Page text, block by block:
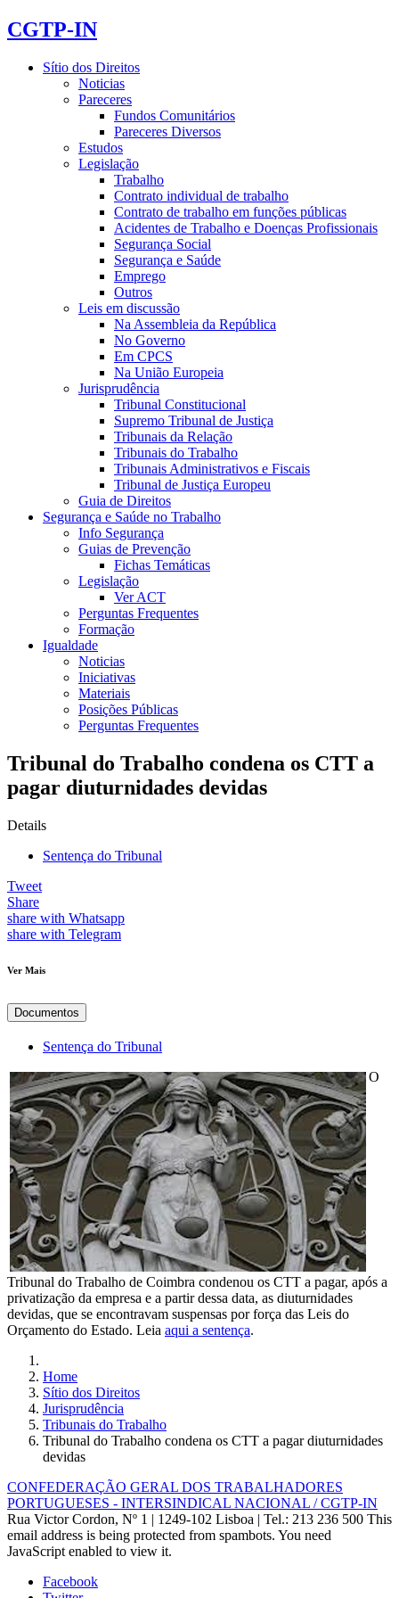
CGTP-IN
Sítio dos Direitos
Noticias
Pareceres
Fundos Comunitários
Pareceres Diversos
Estudos
Legislação
Trabalho
Contrato individual de trabalho
Contrato de trabalho em funções públicas
Acidentes de Trabalho e Doenças Profissionais
Segurança Social
Segurança e Saúde
Emprego
Outros
Leis em discussão
Na Assembleia da República
No Governo
Em CPCS
Na União Europeia
Jurisprudência
Tribunal Constitucional
Supremo Tribunal de Justiça
Tribunais da Relação
Tribunais do Trabalho
Tribunais Administrativos e Fiscais
Tribunal de Justiça Europeu
Guia de Direitos
Segurança e Saúde no Trabalho
Info Segurança
Guias de Prevenção
Fichas Temáticas
Legislação
Ver ACT
Perguntas Frequentes
Formação
Igualdade
Noticias
Iniciativas
Materiais
Posições Públicas
Perguntas Frequentes
Tribunal do Trabalho condena os CTT a
pagar diuturnidades devidas
Details
Sentença do Tribunal
Tweet
Share
share with Whatsapp
share with Telegram
Ver Mais
Documentos
Sentença do Tribunal
O
Tribunal do Trabalho de Coimbra condenou os CTT a pagar, após a
privatização da empresa e a partir dessa data, as diuturnidades
devidas, que se encontravam suspensas por força das Leis do
Orçamento do Estado. Leia aqui a sentença.
Home
Sítio dos Direitos
Jurisprudência
Tribunais do Trabalho
Tribunal do Trabalho condena os CTT a pagar diuturnidades
devidas
CONFEDERAÇÃO GERAL DOS TRABALHADORES
PORTUGUESES - INTERSINDICAL NACIONAL / CGTP-IN
Rua Victor Cordon, Nº 1 | 1249-102 Lisboa | Tel.: 213 236 500 This
email address is being protected from spambots. You need
JavaScript enabled to view it.
Facebook